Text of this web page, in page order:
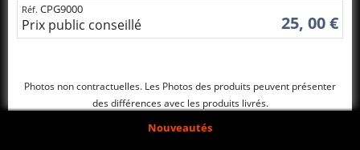
Réf. CPG9000
Prix public conseillé 25, 00 €
Photos non contractuelles. Les Photos des produits peuvent présenter
des différences avec les produits livrés.
Nouveautés